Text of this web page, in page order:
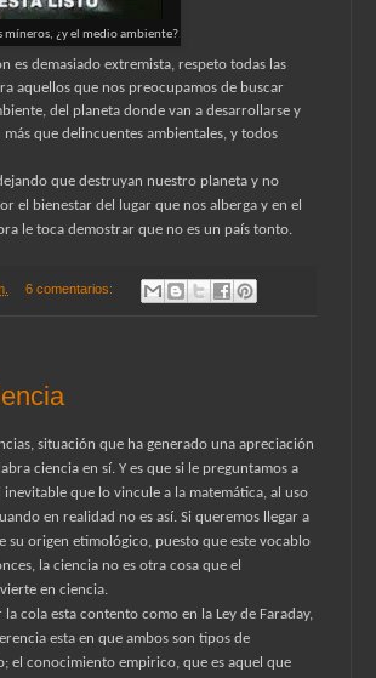
míneros, ¿y el medio ambiente?
es demasiado extremista, respeto todas las
aquellos que nos preocupamos de buscar
del planeta donde van a desarrollarse y
que delincuentes ambientales, y todos
que destruyan nuestro planeta y no
el bienestar del lugar que nos alberga y en el
le toca demostrar que no es un país tonto.
6 comentarios:
situación que ha generado una apreciación
ciencia en sí. Y es que si le preguntamos a
que lo vincule a la matemática, al uso
en realidad no es así. Si queremos llegar a
su origen etimológico, puesto que este vocablo
la ciencia no es otra cosa que el
en ciencia.
cola esta contento como en la Ley de Faraday,
esta en que ambos son tipos de
el conocimiento empirico, que es aquel que